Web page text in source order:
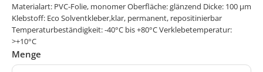
Materialart: PVC-Folie, monomer Oberfläche: glänzend Dicke: 100 μm
Klebstoff: Eco Solventkleber,klar, permanent, repositinierbar
Temperaturbeständigkeit: -40°C bis +80°C Verklebetemperatur:
>+10°C
Menge